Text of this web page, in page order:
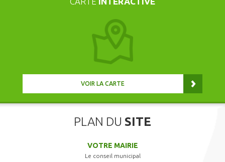
VOIR LA CARTE
PLAN DU SITE
VOTRE MAIRIE
Le conseil municipal